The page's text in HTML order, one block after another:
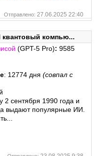
Отправлено: 27.06.2025 22:40
компью...
(GPT-5 Pro):9585
: 12774 дня(совпал с
2 сентября 1990 года и
выдают популярные ИИ.